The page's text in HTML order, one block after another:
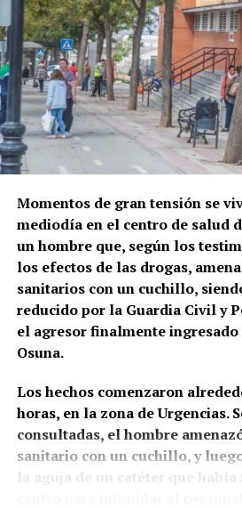
Momentos de gran tensión se
mediodía en el centro de salud
un hombre que, según los
los efectos de las drogas,
sanitarios con un cuchillo,
reducido por la Guardia Civil y
el agresor finalmente
Osuna.
Los hechos comenzaron
horas, en la zona de Urgencias.
consultadas, el hombre
sanitario con un cuchillo, y
la aguja de un catéter que había